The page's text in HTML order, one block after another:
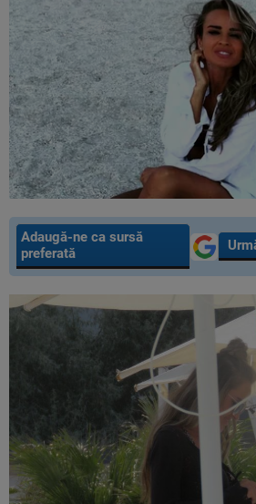
Adaugă-ne ca sursă
preferată